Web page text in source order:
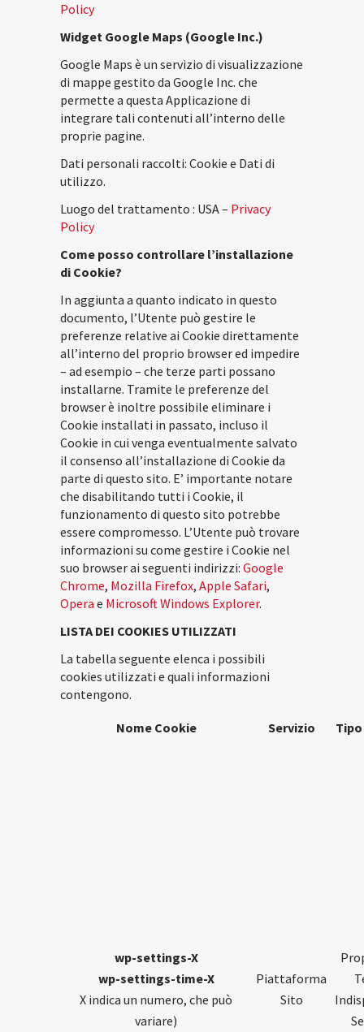
Policy
Widget Google Maps (Google Inc.)
Google Maps è un servizio di visualizzazione
di mappe gestito da Google Inc. che
permette a questa Applicazione di
integrare tali contenuti all’interno delle
proprie pagine.
Dati personali raccolti: Cookie e Dati di
utilizzo.
Luogo del trattamento : USA – Privacy
Policy
Come posso controllare l’installazione
di Cookie?
In aggiunta a quanto indicato in questo
documento, l’Utente può gestire le
preferenze relative ai Cookie direttamente
all’interno del proprio browser ed impedire
– ad esempio – che terze parti possano
installarne. Tramite le preferenze del
browser è inoltre possibile eliminare i
Cookie installati in passato, incluso il
Cookie in cui venga eventualmente salvato
il consenso all’installazione di Cookie da
parte di questo sito. E’ importante notare
che disabilitando tutti i Cookie, il
funzionamento di questo sito potrebbe
essere compromesso. L’Utente può trovare
informazioni su come gestire i Cookie nel
suo browser ai seguenti indirizzi: Google
Chrome, Mozilla Firefox, Apple Safari,
Opera e Microsoft Windows Explorer.
LISTA DEI COOKIES UTILIZZATI
La tabella seguente elenca i possibili
cookies utilizzati e quali informazioni
contengono.
Nome Cookie Servizio
wp-settings-X
wp-settings-time-X
X indica un numero, che può
variare)
Piattaforma
Sito